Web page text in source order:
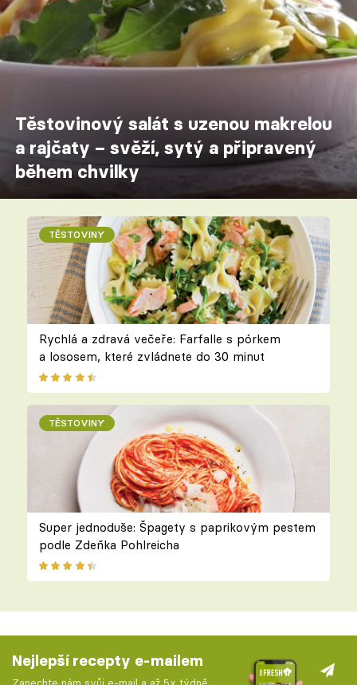
Těstovinový salát s uzenou makrelou
a rajčaty – svěží, sytý a připravený
během chvilky
TĚSTOVINY
Rychlá a zdravá večeře: Farfalle s pórkem
a lososem, které zvládnete do 30 minut
TĚSTOVINY
Super jednoduše: Špagety s paprikovým pestem
podle Zdeňka Pohlreicha
Nejlepší recepty e-mailem